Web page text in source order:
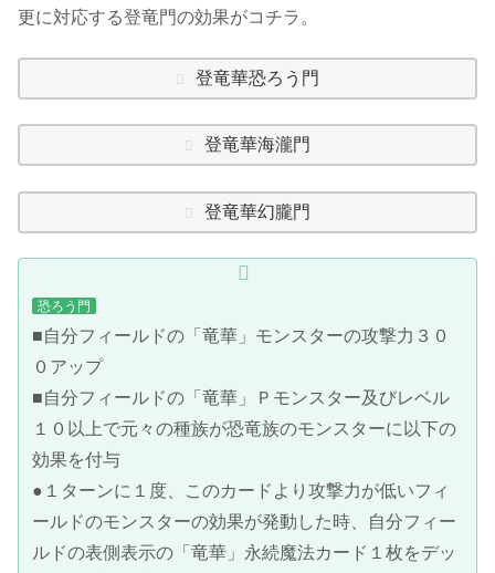
更に対応する登竜門の効果がコチラ。
登竜華恐ろう門
登竜華海瀧門
登竜華幻朧門
恐ろう門
■自分フィールドの「竜華」モンスターの攻撃力３０
０アップ
■自分フィールドの「竜華」Ｐモンスター及びレベル
１０以上で元々の種族が恐竜族のモンスターに以下の
効果を付与
●１ターンに１度、このカードより攻撃力が低いフィ
ールドのモンスターの効果が発動した時、自分フィー
ルドの表側表示の「竜華」永続魔法カード１枚をデッ